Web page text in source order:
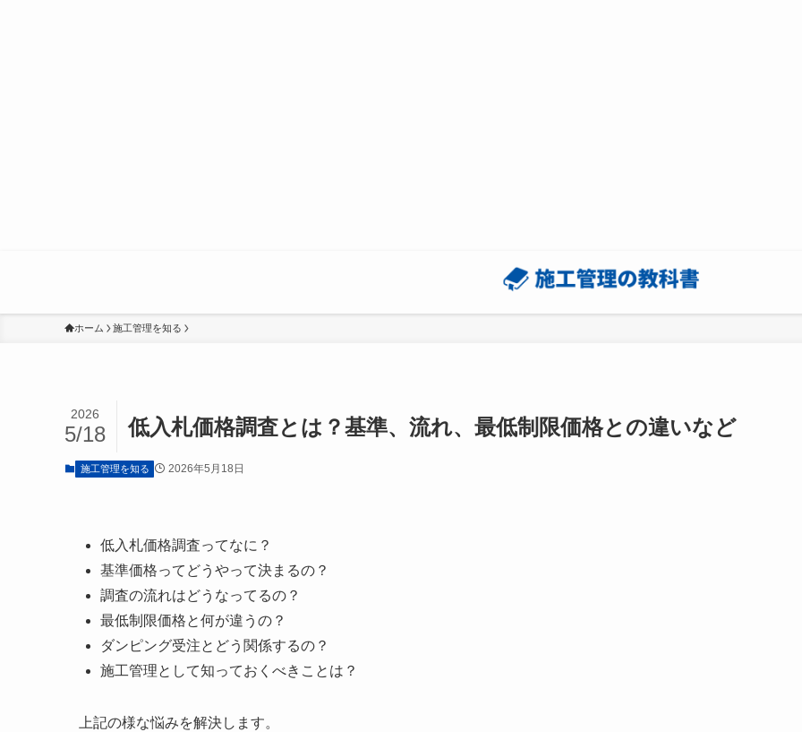
ホーム 施工管理を知る
低入札価格調査とは？基準、流れ、最低制限価格との違いなど
2026
5/18
施工管理を知る 2026年5月18日
低入札価格調査ってなに？
基準価格ってどうやって決まるの？
調査の流れはどうなってるの？
最低制限価格と何が違うの？
ダンピング受注とどう関係するの？
施工管理として知っておくべきことは？
上記の様な悩みを解決します。